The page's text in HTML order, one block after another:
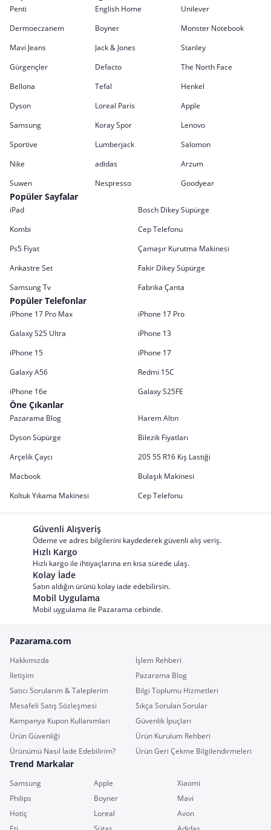
Penti English Home
Unilever
Dermoeczanem
Boyner
Monster Notebook
Mavi Jeans
Jack & Jones
Stanley
Gürgençler
Defacto
The North Face
Bellona
Tefal
Henkel
Dyson
Loreal Paris
Apple
Samsung
Koray Spor
Lenovo
Sportive
Lumberjack
Salomon
Nike
adidas
Arzum
Suwen
Nespresso Goodyear
Popüler Sayfalar
iPad
Bosch Dikey Süpürge
Kombi
Cep Telefonu
Ps5 Fiyat
Çamaşır Kurutma Makinesi
Ankastre Set
Fakir Dikey Süpürge
Samsung Tv
Fabrika Çanta
Popüler Telefonlar
iPhone 17 Pro Max
iPhone 17 Pro
Galaxy S25 Ultra
iPhone 13
iPhone 15
iPhone 17
Galaxy A56
Redmi 15C
iPhone 16e
Galaxy S25FE
Öne Çıkanlar
Pazarama Blog
Harem Altın
Dyson Süpürge
Bilezik Fiyatları
Arçelik Çaycı
205 55 R16 Kış Lastiği
Macbook
Bulaşık Makinesi
Koltuk Yıkama Makinesi
Cep Telefonu
Güvenli Alışveriş
Ödeme ve adres bilgilerini kaydederek güvenli alış veriş.
Hızlı Kargo
Hızlı kargo ile ihtiyaçlarına en kısa sürede ulaş.
Kolay İade
Satın aldığın ürünü kolay iade edebilirsin.
Mobil Uygulama
Mobil uygulama ile Pazarama cebinde.
Pazarama.com
Hakkımızda
İşlem Rehberi
İletişim
Pazarama Blog
Satıcı Sorularım & Taleplerim
Bilgi Toplumu Hizmetleri
Mesafeli Satış Sözleşmesi
Sıkça Sorulan Sorular
Kampanya Kupon Kullanımları
Güvenlik İpuçları
Ürün Güvenliği
Ürün Kurulum Rehberi
Ürünümü Nasıl İade Edebilirim?
Ürün Geri Çekme Bilgilendirmeleri
Trend Markalar
Samsung Apple
Xiaomi
Philips
Boyner
Mavi
Hotiç
Loreal
Avon